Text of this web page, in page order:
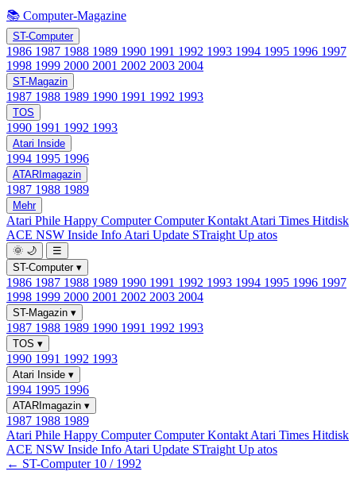
📚 Computer-Magazine
ST-Computer
1986 1987 1988 1989 1990 1991 1992 1993 1994 1995 1996 1997
1998 1999 2000 2001 2002 2003 2004
ST-Magazin
1987 1988 1989 1990 1991 1992 1993
TOS
1990 1991 1992 1993
Atari Inside
1994 1995 1996
ATARImagazin
1987 1988 1989
Mehr
Atari Phile Happy ComputerComputer Kontakt Atari Times Hitdisk
ACE NSW Inside Info Atari Update STraight Up atos
🌞 🌙
☰
ST-Computer ▾
1986 1987 1988 1989 1990 1991 1992 1993 1994 1995 1996 1997
1998 1999 2000 2001 2002 2003 2004
ST-Magazin ▾
1987 1988 1989 1990 1991 1992 1993
TOS ▾
1990 1991 1992 1993
Atari Inside ▾
1994 1995 1996
ATARImagazin ▾
1987 1988 1989
Atari Phile Happy ComputerComputer Kontakt Atari Times Hitdisk
ACE NSW Inside Info Atari Update STraight Up atos
← ST-Computer 10 / 1992